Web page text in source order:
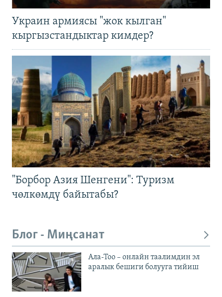
Украин армиясы "жок кылган"
кыргызстандыктар кимдер?
"Борбор Азия Шенгени": Туризм
чөлкөмдү байытабы?
Блог - Миңсанат
Ала-Тоо – онлайн таалимдин эл
аралык бешиги болууга тийиш